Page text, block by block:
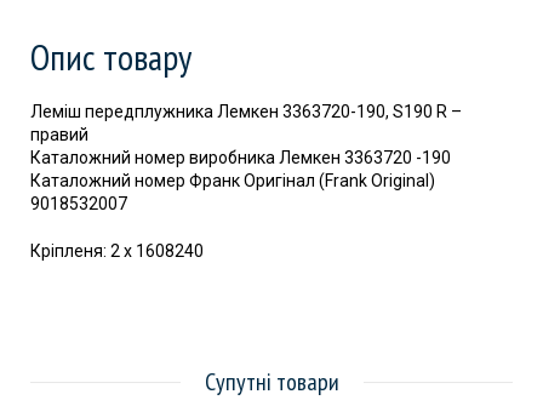
Опис товару
Леміш передплужника Лемкен 3363720-190, S190 R –
правий
Каталожний номер виробника Лемкен 3363720 -190
Каталожний номер Франк Оригінал (Frank Original)
9018532007
Кріпленя: 2 x 1608240
Супутні товари